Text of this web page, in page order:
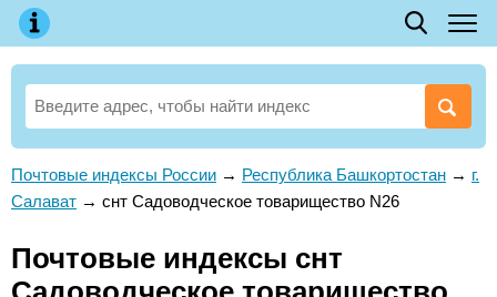
Почтовые индексы России → Республика Башкортостан → г.
Салават → снт Садоводческое товарищество N26
Почтовые индексы снт